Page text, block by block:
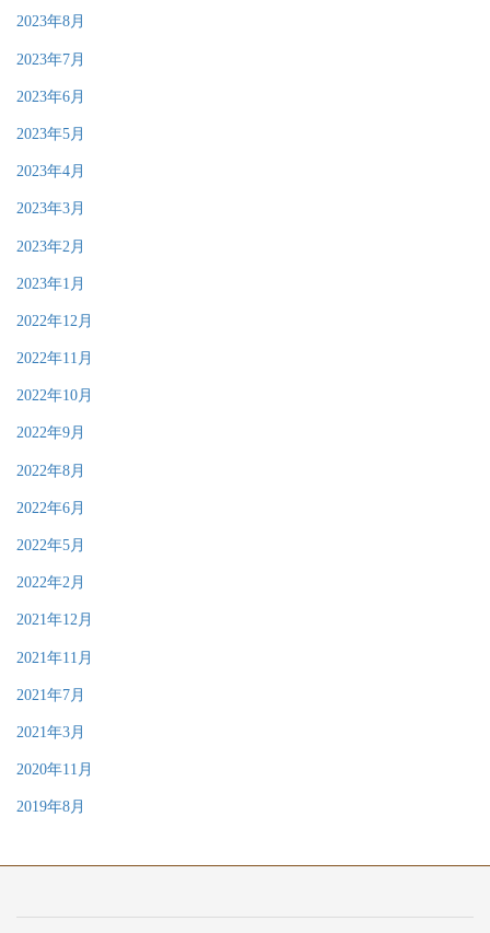
2023年8月
2023年7月
2023年6月
2023年5月
2023年4月
2023年3月
2023年2月
2023年1月
2022年12月
2022年11月
2022年10月
2022年9月
2022年8月
2022年6月
2022年5月
2022年2月
2021年12月
2021年11月
2021年7月
2021年3月
2020年11月
2019年8月